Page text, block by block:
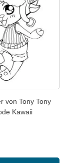
von Tony Tony
Kawaii